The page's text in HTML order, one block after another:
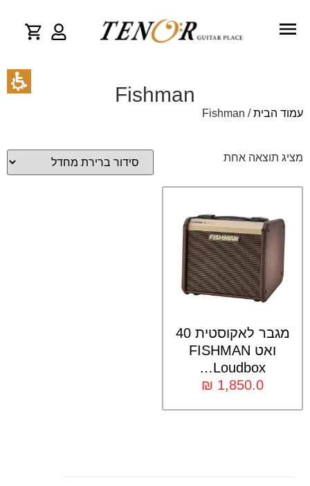
Fishman
עמוד הבית/ Fishman
מציג תוצאה אחת
מגבר לאקוסטית 40
ואט FISHMAN
Loudbox…
₪ 1,850.0